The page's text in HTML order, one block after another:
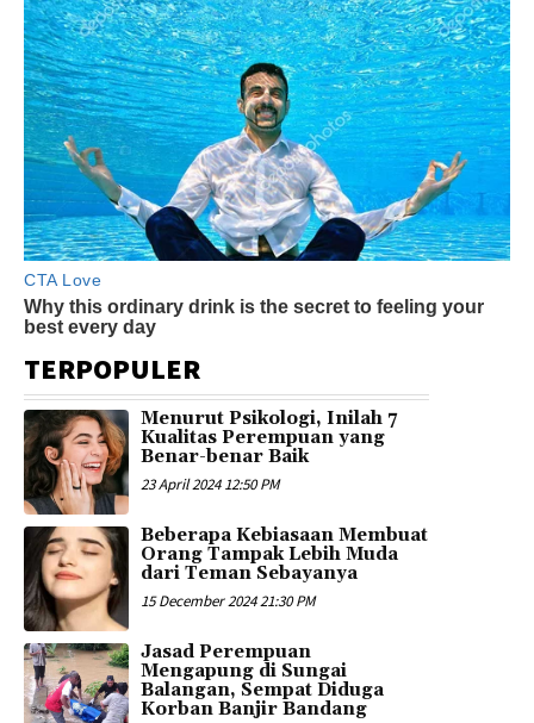
TERPOPULER
Menurut Psikologi, Inilah 7
Kualitas Perempuan yang
Benar-benar Baik
23 April 2024 12:50 PM
Beberapa Kebiasaan Membuat
Orang Tampak Lebih Muda
dari Teman Sebayanya
15 December 2024 21:30 PM
Jasad Perempuan
Mengapung di Sungai
Balangan, Sempat Diduga
Korban Banjir Bandang